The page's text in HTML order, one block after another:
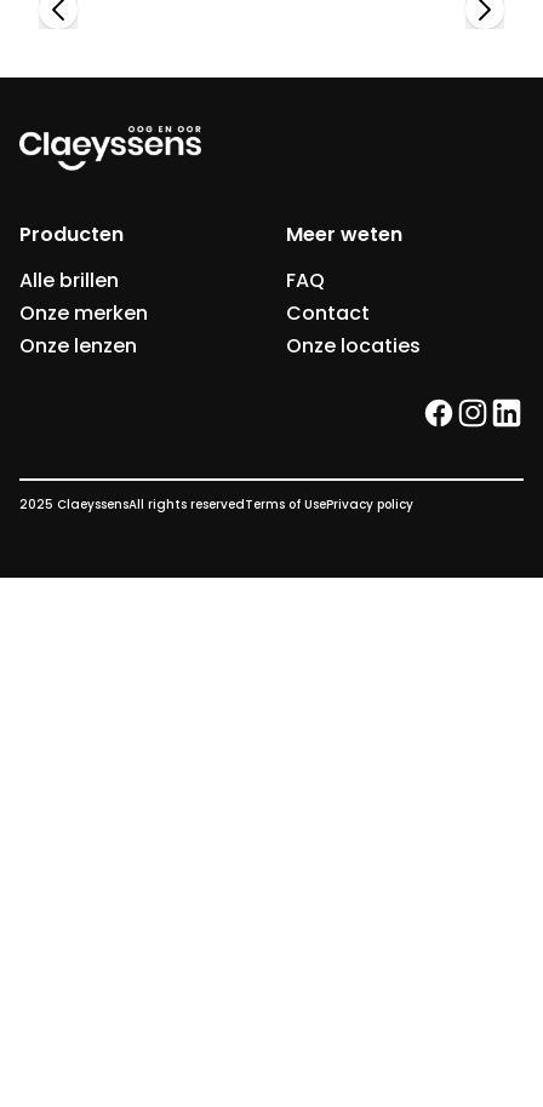
Producten
Alle brillen
Onze merken
Onze lenzen
Meer weten
FAQ
Contact
Onze locaties
facebook
2025 ClaeyssensAll rights reservedTerms of UsePrivacy policy